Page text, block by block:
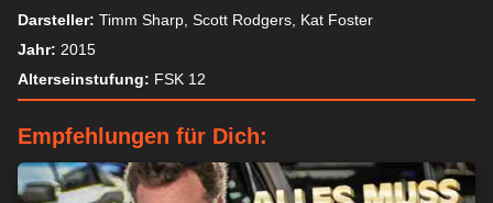
Darsteller: Timm Sharp, Scott Rodgers, Kat Foster
Jahr: 2015
Alterseinstufung: FSK 12
Empfehlungen für Dich: